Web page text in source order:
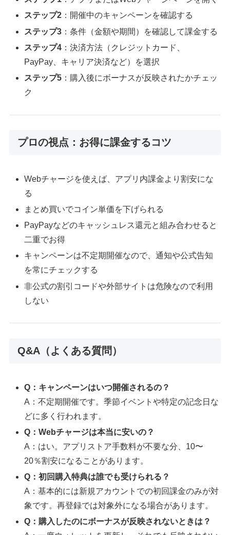
ステップ2 ：開催中のキャンペーンを確認する
ステップ3 ：条件（金額や期間）を確認して課金する
ステップ4 ：決済方法（クレジットカード、
PayPay、キャリア決済など）を選択
ステップ5 ：購入後にボーナスが反映されたかチェッ
ク
プロの視点：お得に課金するコツ
Webチャージを使えば、アプリ内課金より割安にな
る
まとめ買いでコイン単価を下げられる
PayPayなどのキャッシュレス還元と組み合わせると
二重でお得
キャンペーンは不定期開催なので、通知や公式告知
を常にチェックする
非公式の割引コードや外部サイトは危険なので利用
しない
Q&A（よくある質問）
Q：キャンペーンはいつ開催されるの？
A：不定期開催です。季節イベントや特定の記念日な
どに多く行われます。
Q：Webチャージは本当に安いの？
A：はい。アプリストア手数料が不要な分、10〜
20％割安になることがあります。
Q：初回購入特典は誰でも受けられる？
A：基本的には新規アカウントでの初回課金のみが対
象です。再登録では対象外になる場合があります。
Q：購入したのにボーナスが反映されないときは？